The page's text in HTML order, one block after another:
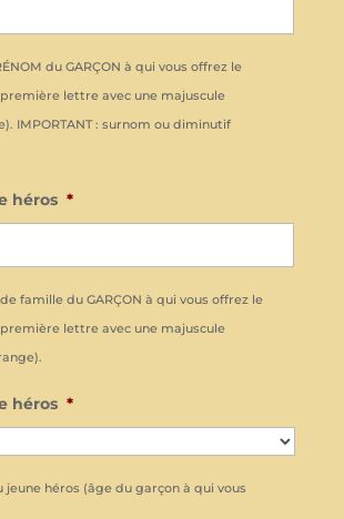
du GARÇON à qui vous offrez le
lettre avec une majuscule
IMPORTANT : surnom ou diminutif
héros *
famille du GARÇON à qui vous offrez le
lettre avec une majuscule
héros *
jeune héros (âge du garçon à qui vous